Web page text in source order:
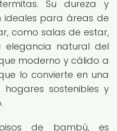
Su dureza y
para áreas de
como salas de estar,
elegancia natural del
moderno y cálido a
lo convierte en una
sostenibles y
de bambú, es